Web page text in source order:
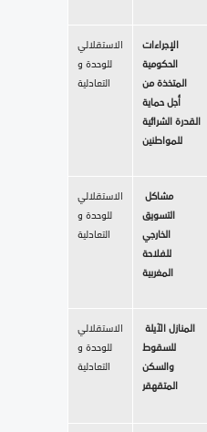
الاستقلالي
للوحدة و
التعادلية
الإجراءات
الحكومية
المتخذة من
أجل حماية
القدرة الشرائية
للمواطنين
الاستقلالي
للوحدة و
التعادلية
مشاكل
التسويق
الخارجي
للفلاحة
المغربية
الاستقلالي
للوحدة و
التعادلية
المنازل الآيلة
للسقوط
والسكن
المتقهقر